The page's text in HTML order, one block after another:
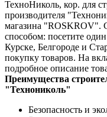
ТехноНиколь, кор. для
производителя
магазина "ROSKROV".
способом: посетите
Курске, Белгороде и
покупку товаров. На
подробное описание
Преимущества
"Технониколь"
Безопасность и